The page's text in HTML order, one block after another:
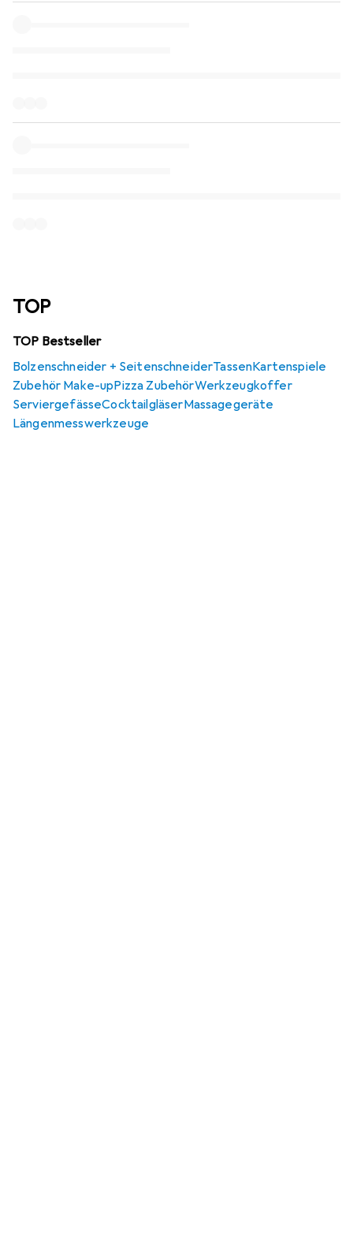
TOP
TOP Bestseller
Bolzenschneider + SeitenschneiderTassenKartenspiele
Zubehör Make-upPizza ZubehörWerkzeugkoffer
ServiergefässeCocktailgläserMassagegeräte
Längenmesswerkzeuge